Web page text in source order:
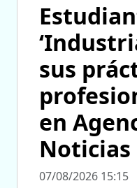
sus
en
Noticias
07/08/2026 15:15